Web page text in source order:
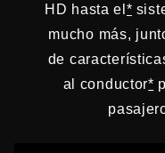
HD hasta el *
mucho más,
de
al conductor*